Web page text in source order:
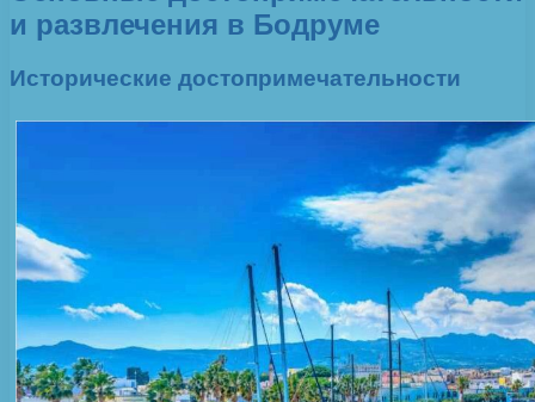
и развлечения в Бодруме
Исторические достопримечательности